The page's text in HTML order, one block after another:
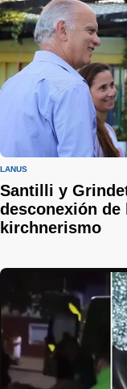
LANÚS
Santilli y
desconexión de
kirchnerismo